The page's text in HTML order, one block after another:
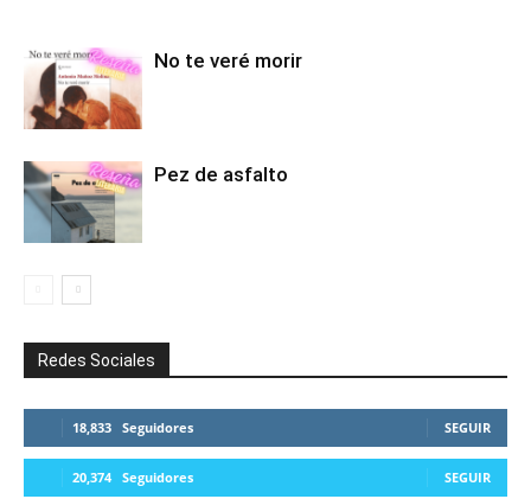
No te veré morir
Pez de asfalto
Redes Sociales
18,833 Seguidores SEGUIR
20,374 Seguidores SEGUIR